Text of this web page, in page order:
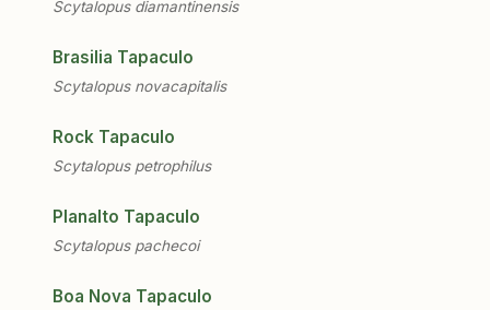
Scytalopus diamantinensis
Brasilia Tapaculo
Scytalopus novacapitalis
Rock Tapaculo
Scytalopus petrophilus
Planalto Tapaculo
Scytalopus pachecoi
Boa Nova Tapaculo